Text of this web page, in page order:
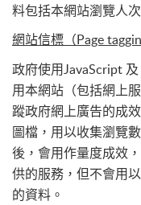
料包括本網站瀏覽人次
網站信標（Page
政府使用JavaScript
用本網站（包括網上
蹤政府網上廣告的成
圖檔，用以收集瀏覽
後，會用作量度成效
供的服務，但不會用
的資料。